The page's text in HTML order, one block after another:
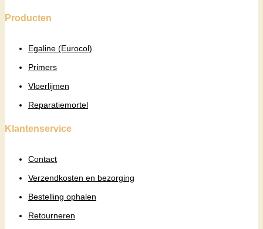
Producten
Egaline (Eurocol)
Primers
Vloerlijmen
Reparatiemortel
Klantenservice
Contact
Verzendkosten en bezorging
Bestelling ophalen
Retourneren